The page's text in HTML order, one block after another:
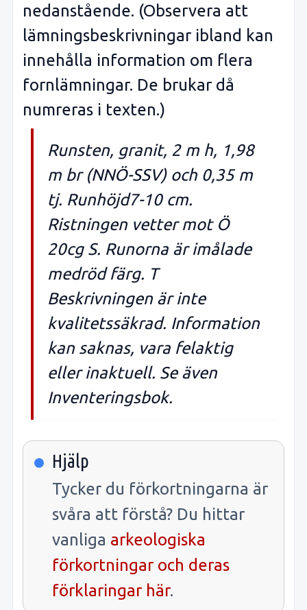
nedanstående. (Observera att
lämningsbeskrivningar ibland kan
innehålla information om flera
fornlämningar. De brukar då
numreras i texten.)
Runsten, granit, 2 m h, 1,98
m br (NNÖ-SSV) och 0,35 m
tj. Runhöjd7-10 cm.
Ristningen vetter mot Ö
20cg S. Runorna är imålade
medröd färg. T
Beskrivningen är inte
kvalitetssäkrad. Information
kan saknas, vara felaktig
eller inaktuell. Se även
Inventeringsbok.
Hjälp
Tycker du förkortningarna är
svåra att förstå? Du hittar
vanliga arkeologiska
förkortningar och deras
förklaringar här.